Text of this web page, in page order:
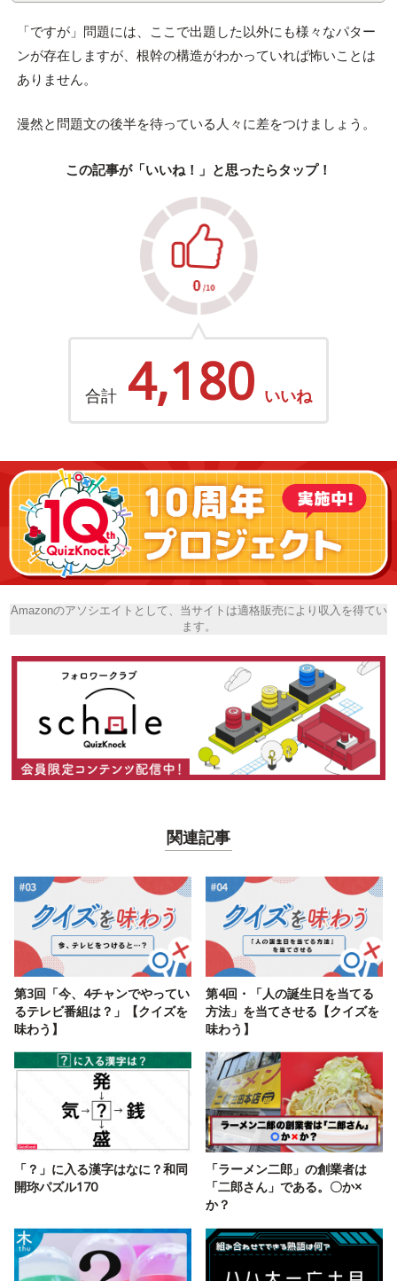
「ですが」問題には、ここで出題した以外にも様々なパター
ンが存在しますが、根幹の構造がわかっていれば怖いことは
ありません。
漫然と問題文の後半を待っている人々に差をつけましょう。
この記事が「いいね！」と思ったらタップ！
合計 4,180 いいね
Amazonのアソシエイトとして、当サイトは適格販売により収入を得てい
ます。
関連記事
第3回「今、4チャンでやってい
るテレビ番組は？」【クイズを
味わう】
第4回・「人の誕生日を当てる
方法」を当てさせる【クイズを
味わう】
「？」に入る漢字はなに？和同
開珎パズル170
「ラーメン二郎」の創業者は
「二郎さん」である。〇か×
か？